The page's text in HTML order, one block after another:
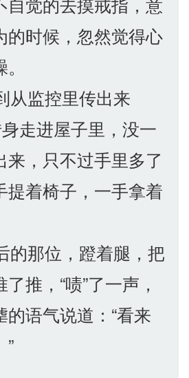
的时候，忽然觉得心
监控里传出来
身走进屋子里，没一
来，只不过手里多了
提着椅子，一手拿着
那位，蹬着腿，把
推，“啧”了一声，
的语气说道：“看来
”